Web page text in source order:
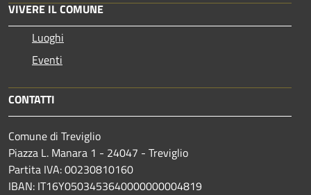
VIVERE IL COMUNE
Luoghi
Eventi
CONTATTI
Comune di Treviglio
Piazza L. Manara 1 - 24047 - Treviglio
Partita IVA: 00230810160
IBAN: IT16Y0503453640000000004819